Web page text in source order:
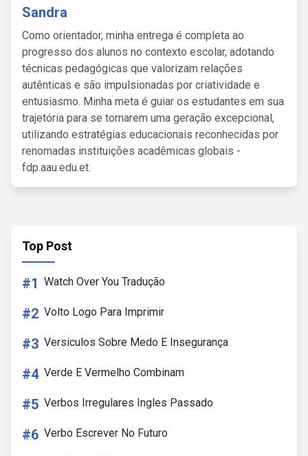
Sandra
Como orientador, minha entrega é completa ao
progresso dos alunos no contexto escolar, adotando
técnicas pedagógicas que valorizam relações
autênticas e são impulsionadas por criatividade e
entusiasmo. Minha meta é guiar os estudantes em sua
trajetória para se tornarem uma geração excepcional,
utilizando estratégias educacionais reconhecidas por
renomadas instituições acadêmicas globais -
fdp.aau.edu.et.
Top Post
#1 Watch Over You Tradução
#2 Volto Logo Para Imprimir
#3 Versiculos Sobre Medo E Insegurança
#4 Verde E Vermelho Combinam
#5 Verbos Irregulares Ingles Passado
#6 Verbo Escrever No Futuro